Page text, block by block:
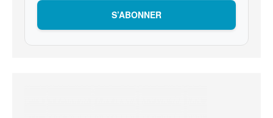
S’ABONNER